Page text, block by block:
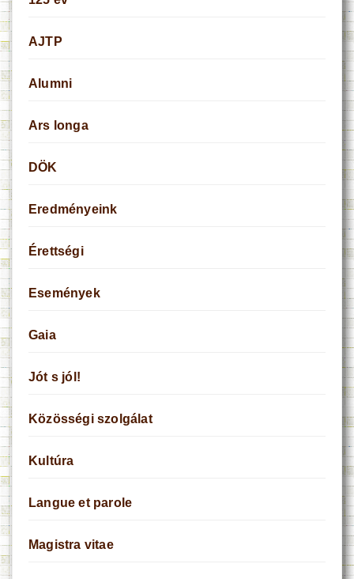
AJTP
Alumni
Ars longa
DÖK
Eredményeink
Érettségi
Események
Gaia
Jót s jól!
Közösségi szolgálat
Kultúra
Langue et parole
Magistra vitae